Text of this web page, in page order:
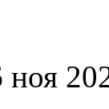
ноя